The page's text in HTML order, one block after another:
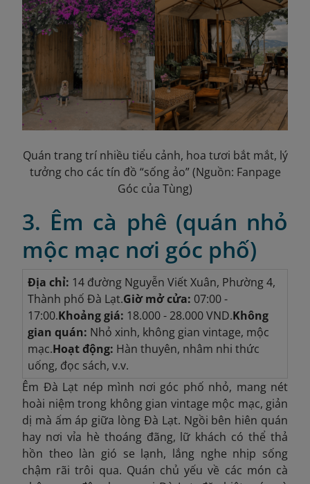
Quán trang trí nhiều tiểu cảnh, hoa tươi bắt mắt, lý
tưởng cho các tín đồ “sống ảo” (Nguồn: Fanpage
Góc của Tùng)
3. Êm cà phê (quán nhỏ
mộc mạc nơi góc phố)
Địa chỉ: 14 đường Nguyễn Viết Xuân, Phường 4,
Thành phố Đà Lạt.Giờ mở cửa: 07:00 -
17:00.Khoảng giá: 18.000 - 28.000 VND.Không
gian quán: Nhỏ xinh, không gian vintage, mộc
mạc.Hoạt động: Hàn thuyên, nhâm nhi thức
uống, đọc sách, v.v.
Êm Đà Lạt nép mình nơi góc phố nhỏ, mang nét
hoài niệm trong không gian vintage mộc mạc, giản
dị mà ấm áp giữa lòng Đà Lạt. Ngồi bên hiên quán
hay nơi vỉa hè thoáng đãng, lữ khách có thể thả
hồn theo làn gió se lạnh, lắng nghe nhịp sống
chậm rãi trôi qua. Quán chủ yếu về các món cà